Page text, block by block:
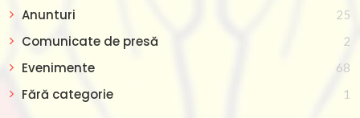
Anunturi 25
Comunicate de presă 2
Evenimente 68
Fără categorie 1